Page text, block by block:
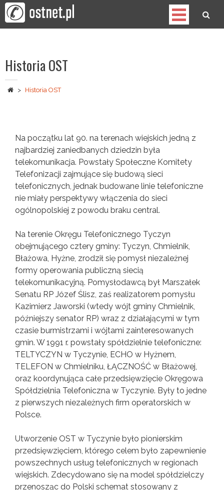
Skip
to
content
Spółdzielnia Telekomunikacyjna
Historia OST
> Historia OST
Na początku lat 90. na terenach wiejskich jedną z
najbardziej zaniedbanych dziedzin była
telekomunikacja. Powstały Społeczne Komitety
Telefonizacji zajmujące się budową sieci
telefonicznych, jednak budowane linie telefoniczne
nie miały perspektywy włączenia do sieci
ogólnopolskiej z powodu braku central.
Na terenie Okręgu Telefonicznego Tyczyn
obejmującego cztery gminy: Tyczyn, Chmielnik,
Błażowa, Hyżne, zrodził się pomysł niezależnej
formy operowania publiczną siecią
telekomunikacyjną. Pomysłodawcą był Marszałek
Senatu RP Józef Ślisz, zaś realizatorem pomysłu
Kazimierz Jaworski (wtedy wójt gminy Chmielnik,
późniejszy senator RP) wraz z działającymi w tym
czasie burmistrzami i wójtami zainteresowanych
gmin. W 1991 r. powstały spółdzielnie telefoniczne:
TELTYCZYN w Tyczynie, ECHO w Hyżnem,
TELEFON w Chmielniku, ŁĄCZNOŚĆ w Błażowej,
oraz koordynująca całe przedsięwzięcie Okręgowa
Spółdzielnia Telefoniczna w Tyczynie. Były to jedne
z pierwszych niezależnych firm operatorskich w
Polsce.
Utworzenie OST w Tyczynie było pionierskim
przedsięwzięciem, którego celem było zapewnienie
powszechnych usług telefonicznych w regionach
wiejskich. Zdecydowano się na model spółdzielczy
przenosząc do Polski schemat stosowany z